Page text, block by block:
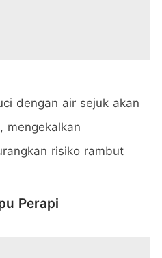
dengan air sejuk akan
mengekalkan
risiko rambut
Perapi